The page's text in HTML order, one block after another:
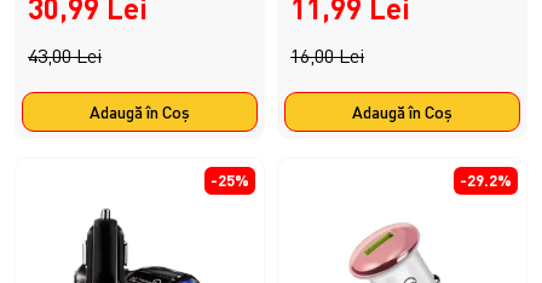
30,99 Lei
43,00 Lei
Adaugă în Coş
11,99 Lei
16,00 Lei
Adaugă în Coş
-25% -29.2%